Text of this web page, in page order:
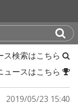
ス検索はこちら
ュースはこちら
2019/05/23 15:40